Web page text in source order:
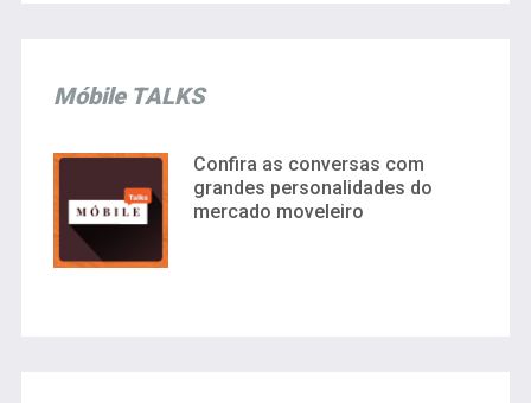
Móbile TALKS
Confira as conversas com
grandes personalidades do
mercado moveleiro